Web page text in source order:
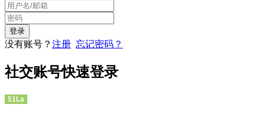
没有账号？ 注册 忘记密码？
社交账号快速登录
51La